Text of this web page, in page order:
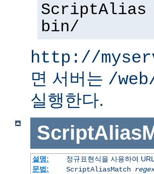
bin/
http://
면 서버는 /
실행한다.
설명:
정규표현식을 사용하여
문법:
ScriptAliasMatch